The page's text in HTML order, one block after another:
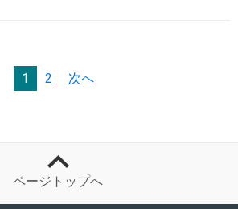
1 2 次へ
ページトップへ